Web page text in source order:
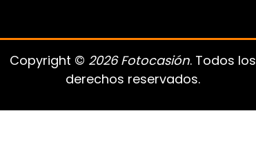
Copyright © 2026 Fotocasión. Todos los
derechos reservados.